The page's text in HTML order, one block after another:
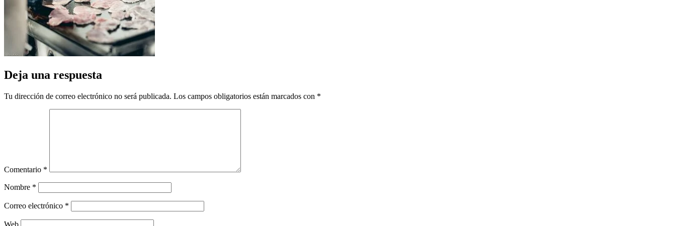
Deja una respuesta
Tu dirección de correo electrónico no será publicada. Los campos obligatorios están marcados con *
Comentario *
Nombre *
Correo electrónico *
Web